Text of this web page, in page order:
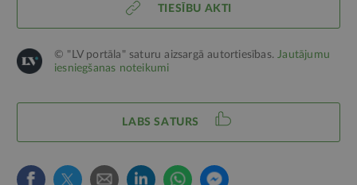
TIESĪBU AKTI
© "LV portāla" saturu aizsargā autortiesības.Jautājumu
iesniegšanas noteikumi
LABS SATURS